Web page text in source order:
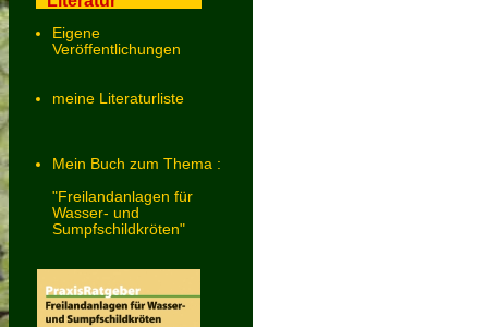
Eigene
Veröffentlichungen
meine Literaturliste
Mein Buch zum Thema :
"Freilandanlagen für
Wasser- und
Sumpfschildkröten"